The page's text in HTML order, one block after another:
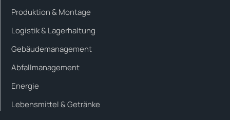
Produktion & Montage
Logistik & Lagerhaltung
Gebäudemanagement
Abfallmanagement
Energie
Lebensmittel & Getränke